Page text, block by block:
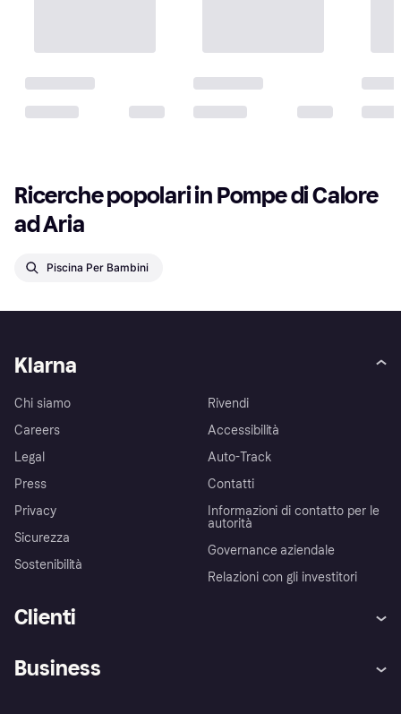
Ricerche popolari in Pompe di Calore
ad Aria
Piscina Per Bambini
Klarna
Chi siamo
Careers
Legal
Press
Privacy
Sicurezza
Sostenibilità
Rivendi
Accessibilità
Auto-Track
Contatti
Informazioni di contatto per le
autorità
Governance aziendale
Relazioni con gli investitori
Clienti
Business